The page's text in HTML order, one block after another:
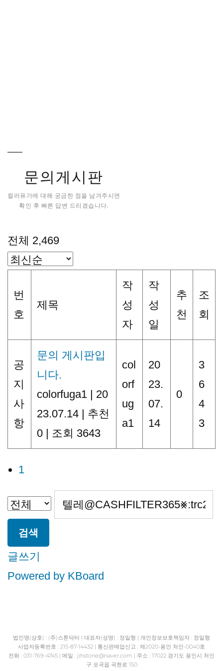
문의게시판
컬러퓨가에 대해 궁금한 점을 남겨주시면
확인 후 빠른 답변 드리겠습니다.
전체 2,469
번
호
제목
작
성
자
작
성
일
추
천
조
회
공
지
사
항
문의 게시판입
니다.
colorfuga1 | 20
23.07.14 | 추천
0 | 조회 3643
col
orf
ug
a1
20
23.
07.
14
0
3
6
4
3
1
검색
글쓰기
Powered by KBoard
법인명(상호) : (주)스톤닥터 | 대표자(성명) : 정일형 | 개인정보보호책임자 : 정일형
사업자등록번호 : 215-87-14432 | 통신판매업신고 : 제2020-용인 처인-0040호
전화 : 031-769-4745 | 메일 : jihstone@naver.com | 주소 : 17022 경기도 용인시 처인
구 포곡읍 곡현로 150